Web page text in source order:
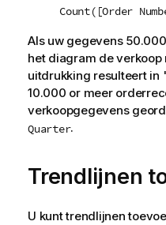
Count([Order
Als uw gegevens
het diagram de
uitdrukking resulteert in
10.000 or meer
verkoopgegevens
Quarter.
Trendlijnen
U kunt trendlijnen